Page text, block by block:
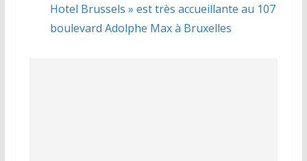
Hotel Brussels » est très accueillante au 107
boulevard Adolphe Max à Bruxelles